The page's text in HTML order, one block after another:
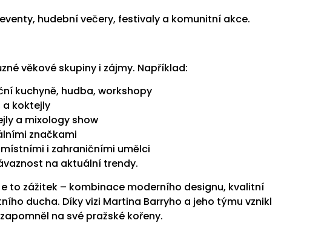
hudební večery, festivaly a komunitní akce.
věkové skupiny i zájmy. Například:
kuchyně, hudba, workshopy
koktejly
a mixology show
značkami
i zahraničními umělci
na aktuální trendy.
to zážitek – kombinace moderního designu, kvalitní
ducha. Díky vizi Martina Barryho a jeho týmu vznikl
na své pražské kořeny.